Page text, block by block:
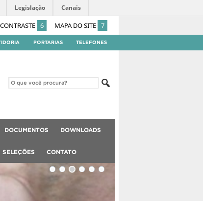
CONTRASTE 6 MAPA DO SITE 7
Legislação Canais
PORTARIAS TELEFONES
DOCUMENTOS DOWNLOADS
SELEÇÕES CONTATO